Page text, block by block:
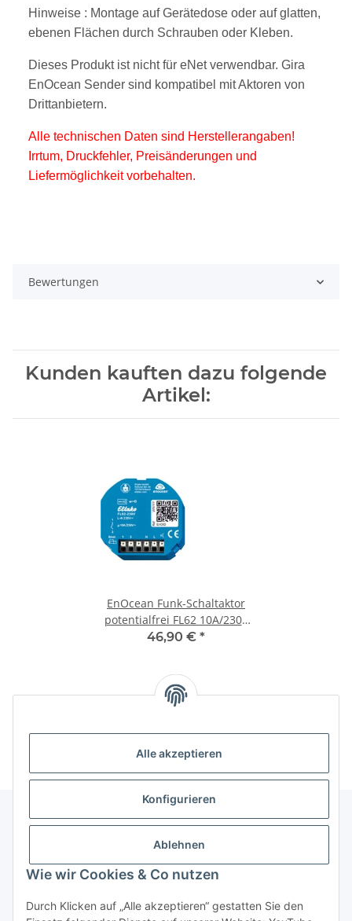
Alle akzeptieren
Konfigurieren
Ablehnen
Wie wir Cookies & Co nutzen
Durch Klicken auf „Alle akzeptieren“ gestatten Sie den
Hinweise : Montage auf Gerätedose oder auf glatten,
ebenen Flächen durch Schrauben oder Kleben.
Dieses Produkt ist nicht für eNet verwendbar. Gira
EnOcean Sender sind kompatibel mit Aktoren von
Drittanbietern.
Alle technischen Daten sind Herstellerangaben!
Irrtum, Druckfehler, Preisänderungen und
Liefermöglichkeit vorbehalten.
Bewertungen
Kunden kauften dazu folgende
Artikel:
EnOcean Funk-Schaltaktor
potentialfrei FL62 10A/230V
(Eltako FL62-230V)
46,90 € *